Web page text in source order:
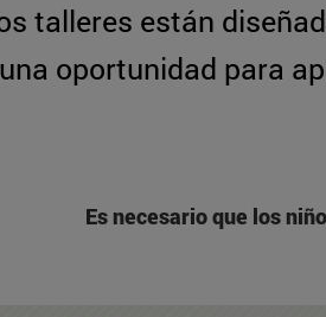
talleres están
oportunidad para
Es necesario que los